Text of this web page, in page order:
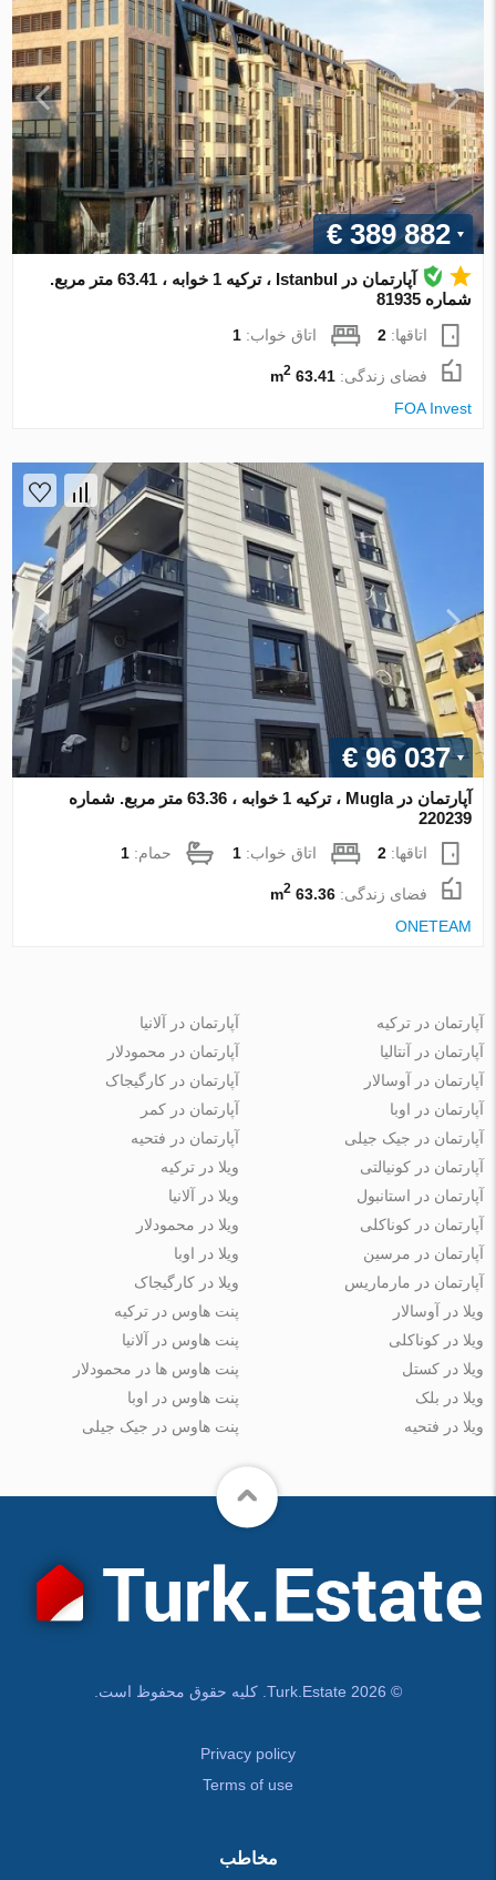
€ 389 882
آپارتمان در Istanbul ، ترکیه 1 خوابه ، 63.41 متر مربع.
شماره 81935
اتاقها:2 اتاق خواب:1
فضای زندگی:63.41 m
2
FOA Invest
€ 96 037
آپارتمان در Mugla ، ترکیه 1 خوابه ، 63.36 متر مربع. شماره
220239
اتاقها:2 اتاق خواب:1 حمام:1
فضای زندگی:63.36 m
2
ONETEAM
آپارتمان در ترکیه
آپارتمان در آنتالیا
آپارتمان در آوسالار
آپارتمان در اوبا
آپارتمان در جیک جیلی
آپارتمان در آلانیا
آپارتمان در محمودلار
آپارتمان در کارگیجاک
آپارتمان در کمر
آپارتمان در فتحیه
آپارتمان در کونیالتی
آپارتمان در استانبول
آپارتمان در کوناکلی
آپارتمان در مرسین
آپارتمان در مارماریس
ویلا در ترکیه
ویلا در آلانیا
ویلا در محمودلار
ویلا در اوبا
ویلا در کارگیجاک
ویلا در آوسالار
ویلا در کوناکلی
ویلا در کستل
ویلا در بلک
ویلا در فتحیه
پنت هاوس در ترکیه
پنت هاوس در آلانیا
پنت هاوس ها در محمودلار
پنت هاوس در اوبا
پنت هاوس در جیک جیلی
© Turk.Estate 2026. کلیه حقوق محفوظ است.
Privacy policy
Terms of use
مخاطب